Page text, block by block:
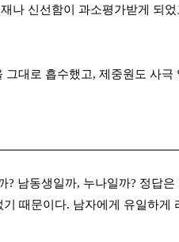
나 신선함이 과소평가받게 되
대로 흡수했고, 제중원도 사극
남동생일까, 누나일까? 정답
때문이다. 남자에게 유일하게